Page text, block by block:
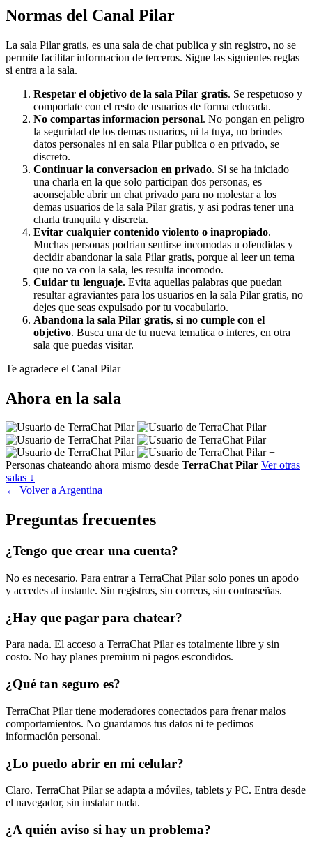
Normas del Canal Pilar
La sala Pilar gratis, es una sala de chat publica y sin registro, no se
permite facilitar informacion de terceros. Sigue las siguientes reglas
si entra a la sala.
Respetar el objetivo de la sala Pilar gratis. Se respetuoso y
comportate con el resto de usuarios de forma educada.
No compartas informacion personal. No pongan en peligro
la seguridad de los demas usuarios, ni la tuya, no brindes
datos personales ni en sala Pilar publica o en privado, se
discreto.
Continuar la conversacion en privado. Si se ha iniciado
una charla en la que solo participan dos personas, es
aconsejable abrir un chat privado para no molestar a los
demas usuarios de la sala Pilar gratis, y asi podras tener una
charla tranquila y discreta.
Evitar cualquier contenido violento o inapropiado.
Muchas personas podrian sentirse incomodas u ofendidas y
decidir abandonar la sala Pilar gratis, porque al leer un tema
que no va con la sala, les resulta incomodo.
Cuidar tu lenguaje. Evita aquellas palabras que puedan
resultar agraviantes para los usuarios en la sala Pilar gratis, no
dejes que seas expulsado por tu vocabulario.
Abandona la sala Pilar gratis, si no cumple con el
objetivo. Busca una de tu nueva tematica o interes, en otra
sala que puedas visitar.
Te agradece el Canal Pilar
Ahora en la sala
+
Personas chateando ahora mismo desde TerraChat Pilar Ver otras
salas ↓
← Volver a Argentina
Preguntas frecuentes
¿Tengo que crear una cuenta?
No es necesario. Para entrar a TerraChat Pilar solo pones un apodo
y accedes al instante. Sin registros, sin correos, sin contraseñas.
¿Hay que pagar para chatear?
Para nada. El acceso a TerraChat Pilar es totalmente libre y sin
costo. No hay planes premium ni pagos escondidos.
¿Qué tan seguro es?
TerraChat Pilar tiene moderadores conectados para frenar malos
comportamientos. No guardamos tus datos ni te pedimos
información personal.
¿Lo puedo abrir en mi celular?
Claro. TerraChat Pilar se adapta a móviles, tablets y PC. Entra desde
el navegador, sin instalar nada.
¿A quién aviso si hay un problema?